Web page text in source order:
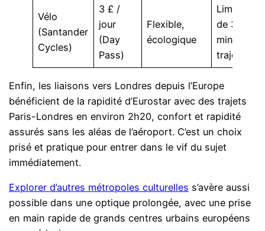
Vélo
(Santander
Cycles)
3 £ /
jour
(Day
Pass)
Flexible,
écologique
Limite
de 30
min par
trajet
Enfin, les liaisons vers Londres depuis l’Europe
bénéficient de la rapidité d’Eurostar avec des trajets
Paris-Londres en environ 2h20, confort et rapidité
assurés sans les aléas de l’aéroport. C’est un choix
prisé et pratique pour entrer dans le vif du sujet
immédiatement.
Explorer d’autres métropoles culturelles s’avère aussi
possible dans une optique prolongée, avec une prise
en main rapide de grands centres urbains européens